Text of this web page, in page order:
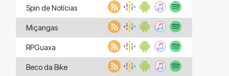
Spin de Notícias
Miçangas
RPGuaxa
Beco da Bike